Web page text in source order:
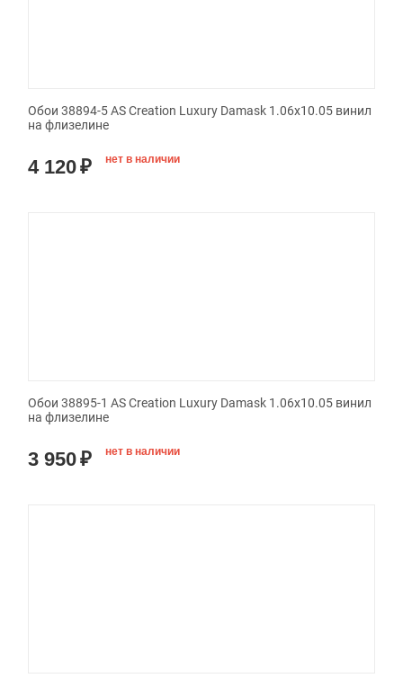
Обои 38894-5 AS Creation Luxury Damask 1.06x10.05 винил
на флизелине
4 120₽ нет в наличии
Обои 38895-1 AS Creation Luxury Damask 1.06x10.05 винил
на флизелине
3 950₽ нет в наличии